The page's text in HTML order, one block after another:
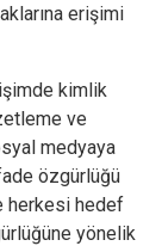
erişimi
kimlik
ve
medyaya
özgürlüğü
herkesi hedef
yönelik